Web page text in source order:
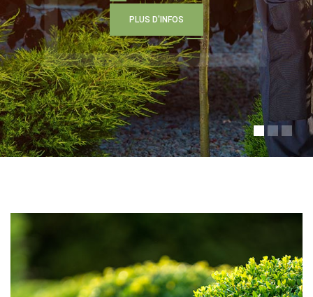
P LUS D' N FOS